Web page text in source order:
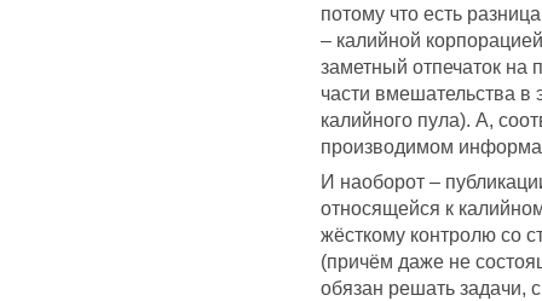
потому что есть
– калийной
заметный отпечаток на
части вмешательства в
калийного пула). А,
производимом
И наоборот –
относящейся к
жёсткому контролю со
(причём даже не
обязан решать задачи,